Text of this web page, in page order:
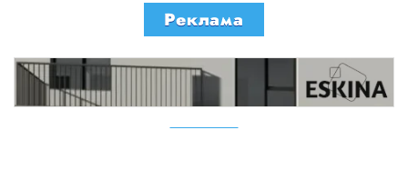
Реклама